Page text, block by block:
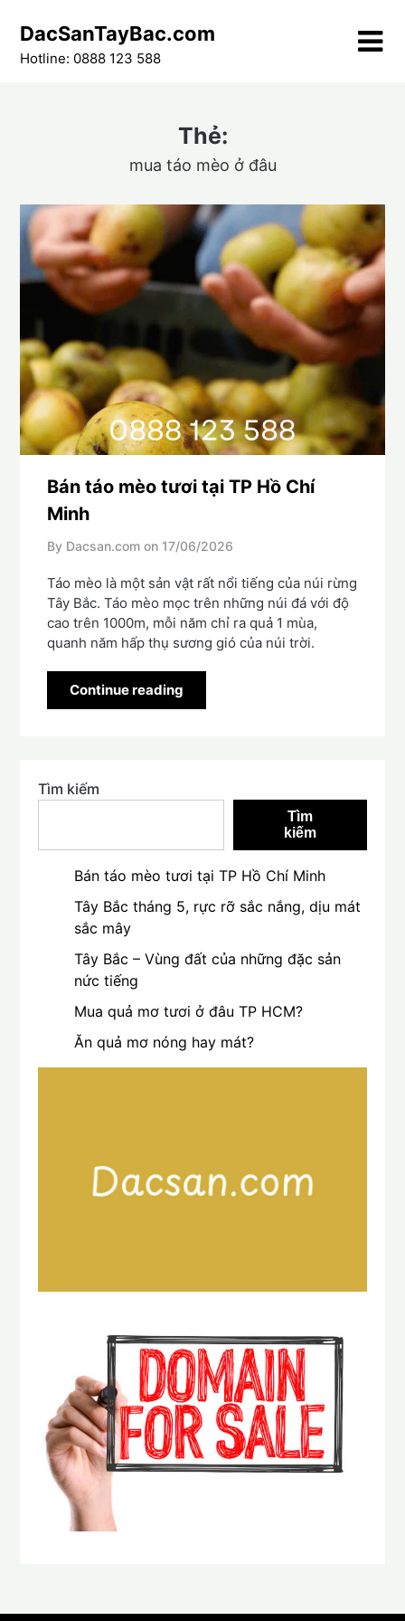
content
DacSanTayBac.com
Hotline: 0888 123 588
Thẻ:
mua táo mèo ở đâu
Bán táo mèo tươi tại TP Hồ Chí
Minh
By Dacsan.com on 17/06/2026
Táo mèo là một sản vật rất nổi tiếng của núi rừng
Tây Bắc. Táo mèo mọc trên những núi đá với độ
cao trên 1000m, mỗi năm chỉ ra quả 1 mùa,
quanh năm hấp thụ sương gió của núi trời.
Continue reading
Tìm kiếm
Tìm
kiếm
Bán táo mèo tươi tại TP Hồ Chí Minh
Tây Bắc tháng 5, rực rỡ sắc nắng, dịu mát
sắc mây
Tây Bắc – Vùng đất của những đặc sản
nức tiếng
Mua quả mơ tươi ở đâu TP HCM?
Ăn quả mơ nóng hay mát?